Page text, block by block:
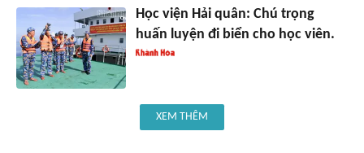
Học viện Hải quân: Chú trọng
huấn luyện đi biển cho học viên.
XEM THÊM